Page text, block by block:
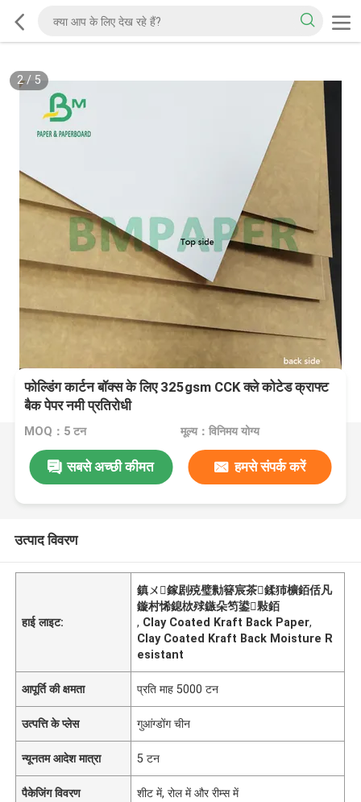
2/ 5
फोल्डिंग कार्टन बॉक्स के लिए 325gsm CCK क्ले कोटेड क्राफ्ट
बैक पेपर नमी प्रतिरोधी
MOQ：5 टन मूल्य：विनिमय योग्य
सबसे अच्छी कीमत हमसे संपर्क करें
उत्पाद विवरण
हाई लाइट:
鎮ㄨ鎵剧殑璧勬簮宸茶鍒犻櫎銆佸凡
鏇村悕鎴栨殏鏃朵笉鍙敤銆
, Clay Coated Kraft Back Paper,
Clay Coated Kraft Back Moisture R
esistant
आपूर्ति की क्षमता प्रति माह 5000 टन
उत्पत्ति के प्लेस गुआंग्डोंग चीन
न्यूनतम आदेश मात्रा 5 टन
पैकेजिंग विवरण शीट में, रोल में और रीम्स में